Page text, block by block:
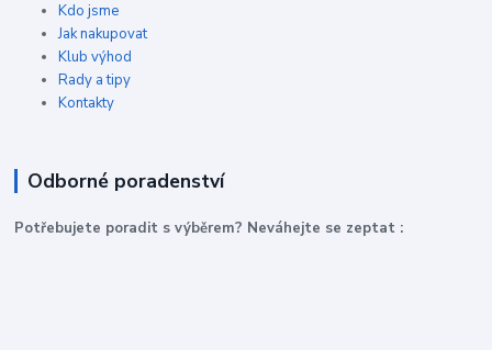
Kdo jsme
Jak nakupovat
Klub výhod
Rady a tipy
Kontakty
Odborné poradenství
Potřebujete poradit s výběrem? Neváhejte se zeptat :